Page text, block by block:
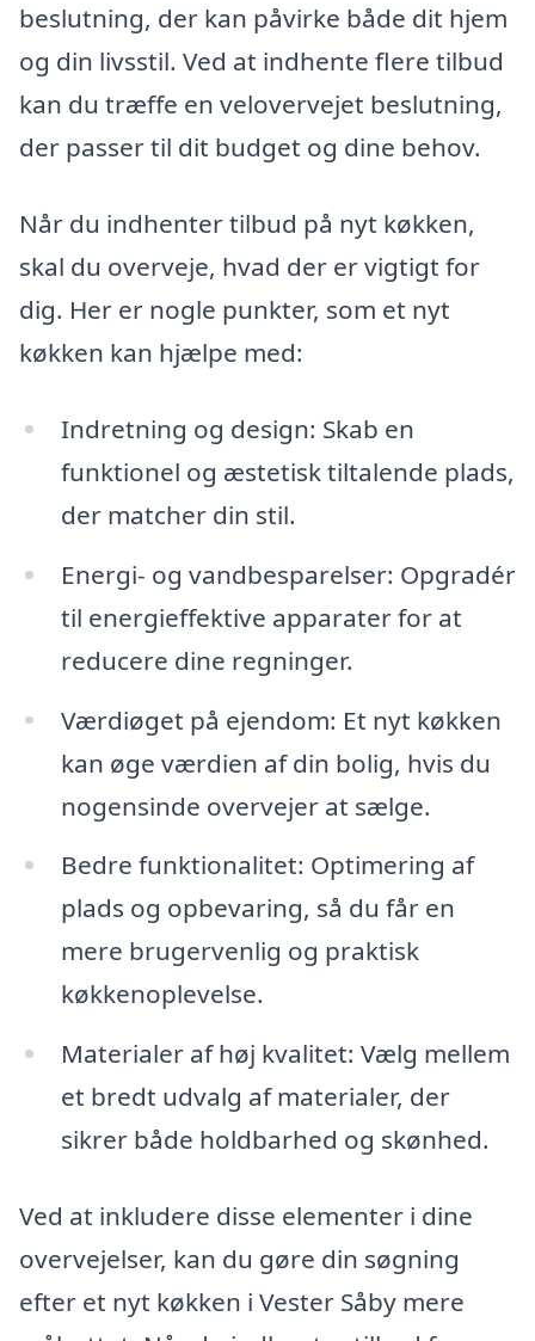
beslutning, der kan påvirke både dit hjem
og din livsstil. Ved at indhente flere tilbud
kan du træffe en velovervejet beslutning,
der passer til dit budget og dine behov.
Når du indhenter tilbud på nyt køkken,
skal du overveje, hvad der er vigtigt for
dig. Her er nogle punkter, som et nyt
køkken kan hjælpe med:
Indretning og design: Skab en
funktionel og æstetisk tiltalende plads,
der matcher din stil.
Energi- og vandbesparelser: Opgradér
til energieffektive apparater for at
reducere dine regninger.
Værdiøget på ejendom: Et nyt køkken
kan øge værdien af din bolig, hvis du
nogensinde overvejer at sælge.
Bedre funktionalitet: Optimering af
plads og opbevaring, så du får en
mere brugervenlig og praktisk
køkkenoplevelse.
Materialer af høj kvalitet: Vælg mellem
et bredt udvalg af materialer, der
sikrer både holdbarhed og skønhed.
Ved at inkludere disse elementer i dine
overvejelser, kan du gøre din søgning
efter et nyt køkken i Vester Såby mere